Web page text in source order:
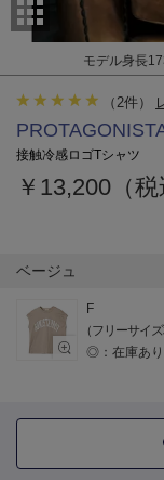
モデル身長
（2件）
接触冷感ロゴTシャツ
￥13,200（税
ベージュ
F
（フリーサイズ
◎：在庫あり